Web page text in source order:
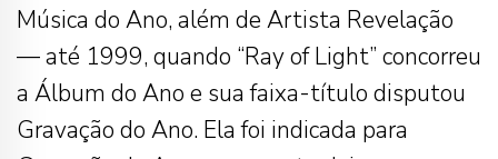
Música do Ano, além de Artista Revelação
— até 1999, quando “Ray of Light” concorreu
a Álbum do Ano e sua faixa-título disputou
Gravação do Ano. Ela foi indicada para